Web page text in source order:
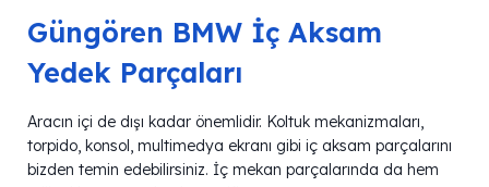
Güngören BMW İç Aksam
Yedek Parçaları
Aracın içi de dışı kadar önemlidir. Koltuk mekanizmaları,
torpido, konsol, multimedya ekranı gibi iç aksam parçalarını
bizden temin edebilirsiniz. İç mekan parçalarında da hem